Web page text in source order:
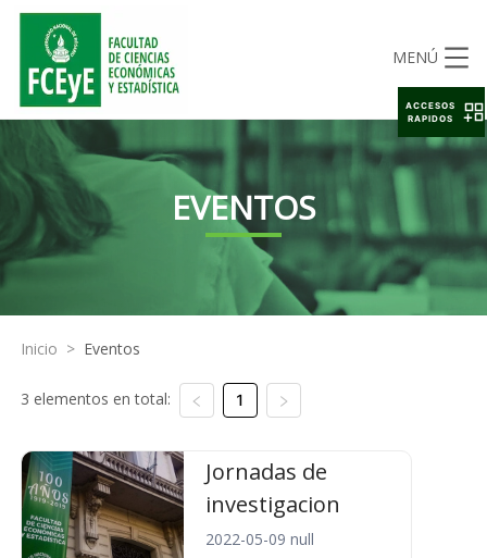
MENÚ
EVENTOS
Inicio > Eventos
3 elementos en total: 1
Jornadas de
investigacion
2022-05-09 null
ACCESOS
RAPIDOS